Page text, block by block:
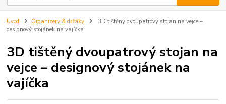
Úvod Organizéry & držáky
3D tištěný dvoupatrový stojan na vejce –
designový stojánek na vajíčka
3D tištěný dvoupatrový stojan na
vejce – designový stojánek na
vajíčka